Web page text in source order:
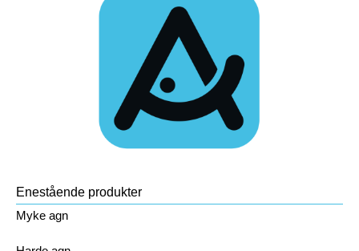
Enestående produkter
Myke agn